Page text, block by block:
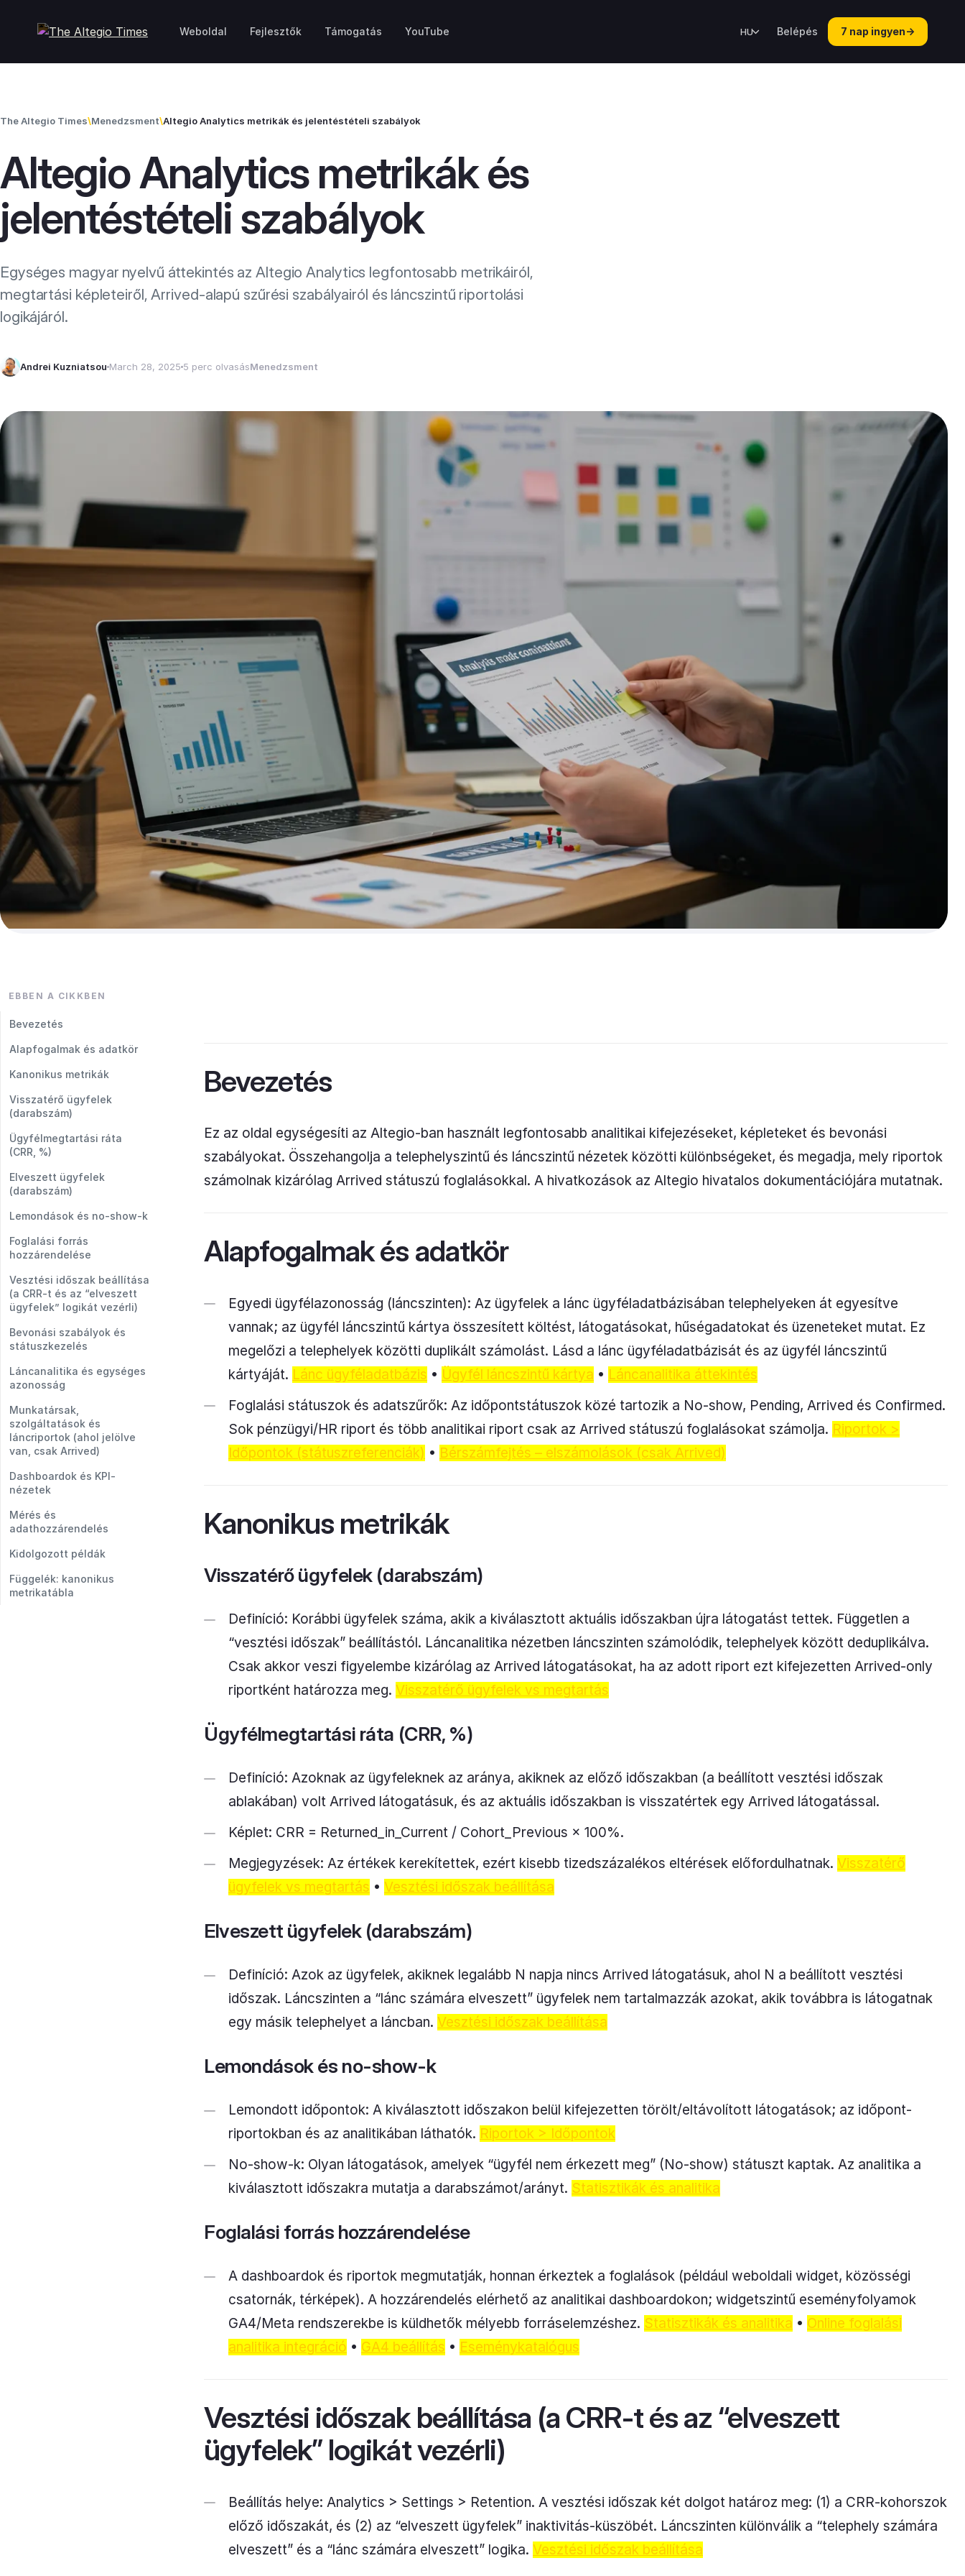
Weboldal Fejlesztők Támogatás YouTube HU Belépés 7 nap ingyen→
The Altegio Times\Menedzsment\Altegio Analytics metrikák és jelentéstételi szabályok
Altegio Analytics metrikák és
jelentéstételi szabályok
Egységes magyar nyelvű áttekintés az Altegio Analytics legfontosabb metrikáiról,
megtartási képleteiről, Arrived-alapú szűrési szabályairól és láncszintű riportolási
logikájáról.
Andrei Kuzniatsou March 28, 2025 5 perc olvasásMenedzsment
EBBEN A CIKKBEN
Bevezetés
Alapfogalmak és adatkör
Kanonikus metrikák
Visszatérő ügyfelek
(darabszám)
Ügyfélmegtartási ráta
(CRR, %)
Elveszett ügyfelek
(darabszám)
Lemondások és no-show-k
Foglalási forrás
hozzárendelése
Vesztési időszak beállítása
(a CRR-t és az “elveszett
ügyfelek” logikát vezérli)
Bevonási szabályok és
státuszkezelés
Láncanalitika és egységes
azonosság
Munkatársak,
szolgáltatások és
láncriportok (ahol jelölve
van, csak Arrived)
Dashboardok és KPI-
nézetek
Mérés és
adathozzárendelés
Kidolgozott példák
Függelék: kanonikus
metrikatábla
Bevezetés
Ez az oldal egységesíti az Altegio-ban használt legfontosabb analitikai kifejezéseket, képleteket és bevonási
szabályokat. Összehangolja a telephelyszintű és láncszintű nézetek közötti különbségeket, és megadja, mely riportok
számolnak kizárólag Arrived státuszú foglalásokkal. A hivatkozások az Altegio hivatalos dokumentációjára mutatnak.
Alapfogalmak és adatkör
Egyedi ügyfélazonosság (láncszinten): Az ügyfelek a lánc ügyféladatbázisában telephelyeken át egyesítve
vannak; az ügyfél láncszintű kártya összesített költést, látogatásokat, hűségadatokat és üzeneteket mutat. Ez
megelőzi a telephelyek közötti duplikált számolást. Lásd a lánc ügyféladatbázisát és az ügyfél láncszintű
kártyáját. Lánc ügyféladatbázis • Ügyfél láncszintű kártya • Láncanalitika áttekintés
Foglalási státuszok és adatszűrők: Az időpontstátuszok közé tartozik a No-show, Pending, Arrived és Confirmed.
Sok pénzügyi/HR riport és több analitikai riport csak az Arrived státuszú foglalásokat számolja. Riportok >
Időpontok (státuszreferenciák) • Bérszámfejtés – elszámolások (csak Arrived)
Kanonikus metrikák
Visszatérő ügyfelek (darabszám)
Definíció: Korábbi ügyfelek száma, akik a kiválasztott aktuális időszakban újra látogatást tettek. Független a
“vesztési időszak” beállítástól. Láncanalitika nézetben láncszinten számolódik, telephelyek között deduplikálva.
Csak akkor veszi figyelembe kizárólag az Arrived látogatásokat, ha az adott riport ezt kifejezetten Arrived-only
riportként határozza meg. Visszatérő ügyfelek vs megtartás
Ügyfélmegtartási ráta (CRR, %)
Definíció: Azoknak az ügyfeleknek az aránya, akiknek az előző időszakban (a beállított vesztési időszak
ablakában) volt Arrived látogatásuk, és az aktuális időszakban is visszatértek egy Arrived látogatással.
Képlet: CRR = Returned_in_Current / Cohort_Previous × 100%.
Megjegyzések: Az értékek kerekítettek, ezért kisebb tizedszázalékos eltérések előfordulhatnak. Visszatérő
ügyfelek vs megtartás • Vesztési időszak beállítása
Elveszett ügyfelek (darabszám)
Definíció: Azok az ügyfelek, akiknek legalább N napja nincs Arrived látogatásuk, ahol N a beállított vesztési
időszak. Láncszinten a “lánc számára elveszett” ügyfelek nem tartalmazzák azokat, akik továbbra is látogatnak
egy másik telephelyet a láncban. Vesztési időszak beállítása
Lemondások és no-show-k
Lemondott időpontok: A kiválasztott időszakon belül kifejezetten törölt/eltávolított látogatások; az időpont-
riportokban és az analitikában láthatók. Riportok > Időpontok
No-show-k: Olyan látogatások, amelyek “ügyfél nem érkezett meg” (No-show) státuszt kaptak. Az analitika a
kiválasztott időszakra mutatja a darabszámot/arányt. Statisztikák és analitika
Foglalási forrás hozzárendelése
A dashboardok és riportok megmutatják, honnan érkeztek a foglalások (például weboldali widget, közösségi
csatornák, térképek). A hozzárendelés elérhető az analitikai dashboardokon; widgetszintű eseményfolyamok
GA4/Meta rendszerekbe is küldhetők mélyebb forráselemzéshez. Statisztikák és analitika • Online foglalási
analitika integráció • GA4 beállítás • Eseménykatalógus
Vesztési időszak beállítása (a CRR-t és az “elveszett
ügyfelek” logikát vezérli)
Beállítás helye: Analytics > Settings > Retention. A vesztési időszak két dolgot határoz meg: (1) a CRR-kohorszok
előző időszakát, és (2) az “elveszett ügyfelek” inaktivitás-küszöbét. Láncszinten különválik a “telephely számára
elveszett” és a “lánc számára elveszett” logika. Vesztési időszak beállítása